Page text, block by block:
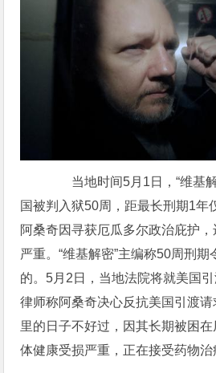
当地时间5月1日，“维基解
国被判入狱50周，距最长刑期1年
阿桑奇因寻获厄瓜多尔政治庇护
严重。“维基解密”主编称50周刑
的。5月2日，当地法院将就美国引
律师称阿桑奇决心反抗美国引渡
里的日子不好过，因其长期被困
体健康受损严重，正在接受药物治